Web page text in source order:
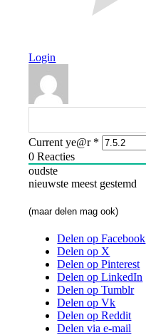
Login
Current ye@r *
0 Reacties
oudste
nieuwste meest gestemd
(maar delen mag ook)
Delen op Facebook
Delen op X
Delen op Pinterest
Delen op LinkedIn
Delen op Tumblr
Delen op Vk
Delen op Reddit
Delen via e-mail